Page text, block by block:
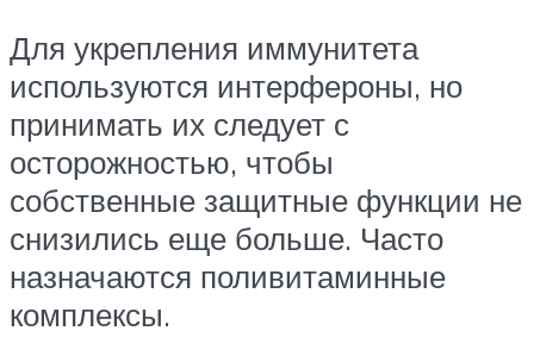
Для укрепления иммунитета
используются интерфероны, но
принимать их следует с
осторожностью, чтобы
собственные защитные функции не
снизились еще больше. Часто
назначаются поливитаминные
комплексы.